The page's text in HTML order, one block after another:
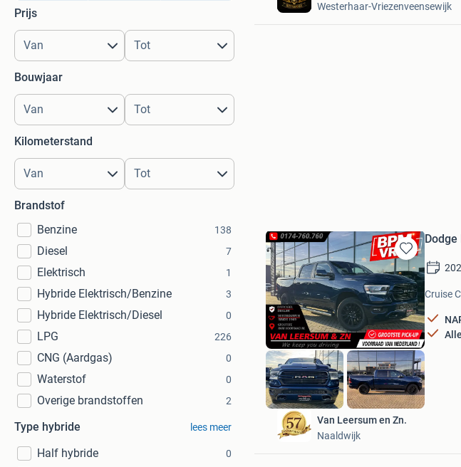
Prijs
Bouwjaar
Kilometerstand
Brandstof
Benzine
138
Diesel 7
Elektrisch 1
Hybride Elektrisch/Benzine 3
Hybride Elektrisch/Diesel 0
LPG 226
CNG (Aardgas) 0
Waterstof 0
Overige brandstoffen 2
Type hybride lees meer
Half hybride 0
Westerhaar-Vriezenveensewijk
Bewaren
in
Mijn
Favorieten
Dodge
Cruise
Van Leersum en Zn.
Naaldwijk